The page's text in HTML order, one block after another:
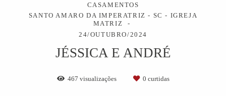
CASAMENTOS
SANTO AMARO DA IMPERATRIZ - SC - IGREJA
MATRIZ
24/OUTUBRO/2024
JÉSSICA E ANDRÉ
467 visualizações 0 curtidas